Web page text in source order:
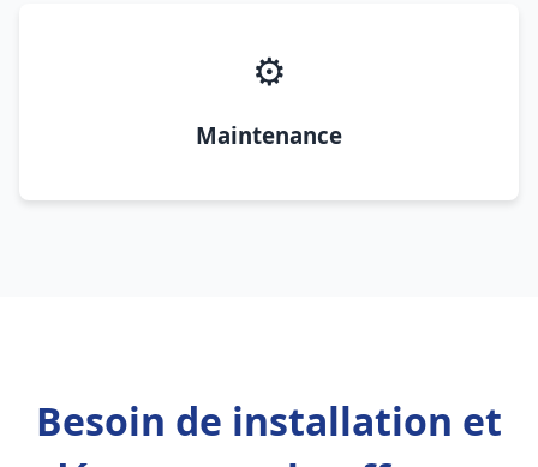
⚙️
Maintenance
Besoin de installation et